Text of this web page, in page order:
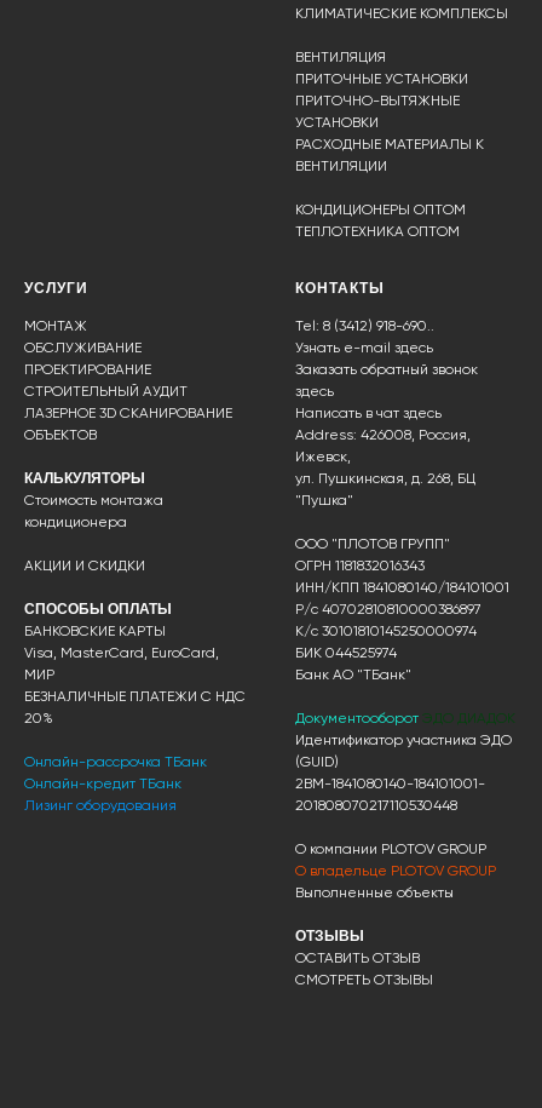
КЛИМАТИЧЕСКИЕ КОМПЛЕКСЫ
ВЕНТИЛЯЦИЯ
ПРИТОЧНЫЕ УСТАНОВКИ
ПРИТОЧНО-ВЫТЯЖНЫЕ
УСТАНОВКИ
РАСХОДНЫЕ МАТЕРИАЛЫ К
ВЕНТИЛЯЦИИ
КОНДИЦИОНЕРЫ ОПТОМ
ТЕПЛОТЕХНИКА ОПТОМ
УСЛУГИ
МОНТАЖ
ОБСЛУЖИВАНИЕ
ПРОЕКТИРОВАНИЕ
СТРОИТЕЛЬНЫЙ АУДИТ
ЛАЗЕРНОЕ 3D СКАНИРОВАНИЕ
ОБЪЕКТОВ
КАЛЬКУЛЯТОРЫ
Стоимость монтажа
кондиционера
АКЦИИ И СКИДКИ
СПОСОБЫ ОПЛАТЫ
БАНКОВСКИЕ КАРТЫ
Visa, MasterCard, EuroCard,
МИР
БЕЗНАЛИЧНЫЕ ПЛАТЕЖИ С НДС
20%
Онлайн-рассрочка ТБанк
Онлайн-кредит ТБанк
Лизинг оборудования
КОНТАКТЫ
Tel: 8 (3412) 918-690..
Узнать e-mail здесь
Заказать обратный звонок
здесь
Написать в чат здесь
Address: 426008, Россия,
Ижевск,
ул. Пушкинская, д. 268, БЦ
"Пушка"
ООО "ПЛОТОВ ГРУПП"
ОГРН 1181832016343
ИНН/КПП 1841080140/184101001
Р/с 40702810810000386897
К/с 30101810145250000974
БИК 044525974
Банк АО "ТБанк"
Документооборот ЭДО ДИАДОК
Идентификатор участника ЭДО
(GUID)
2BM-1841080140-184101001-
201808070217110530448
О компании PLOTOV GROUP
О владельце PLOTOV GROUP
Выполненные объекты
ОТЗЫВЫ
ОСТАВИТЬ ОТЗЫВ
СМОТРЕТЬ ОТЗЫВЫ